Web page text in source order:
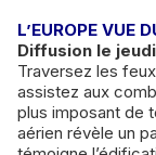
L’EUROPE VUE
Diffusion le
Traversez les
assistez aux
plus imposant de
aérien révèle un